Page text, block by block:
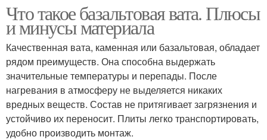
Что такое базальтовая вата. Плюсы
и минусы материала
Качественная вата, каменная или базальтовая, обладает
рядом преимуществ. Она способна выдержать
значительные температуры и перепады. После
нагревания в атмосферу не выделяется никаких
вредных веществ. Состав не притягивает загрязнения и
устойчиво их переносит. Плиты легко транспортировать,
удобно производить монтаж.